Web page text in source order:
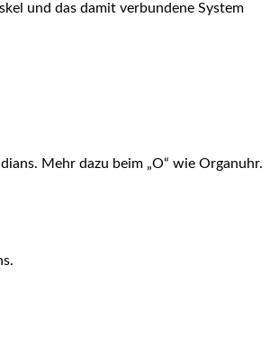
und das damit verbundene System
Mehr dazu beim „O“ wie Organuhr.